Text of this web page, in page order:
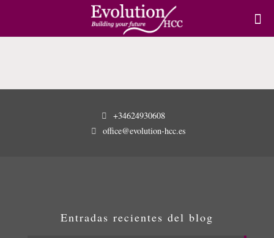
+34624930608
office@evolution-hcc.es
Entradas recientes del blog